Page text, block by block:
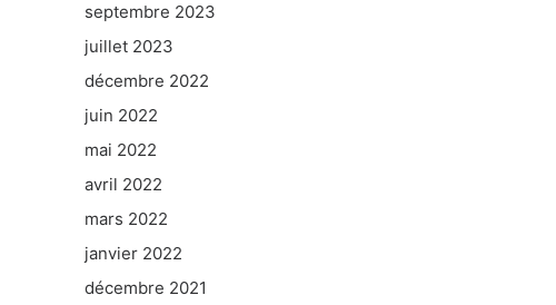
septembre 2023
juillet 2023
décembre 2022
juin 2022
mai 2022
avril 2022
mars 2022
janvier 2022
décembre 2021